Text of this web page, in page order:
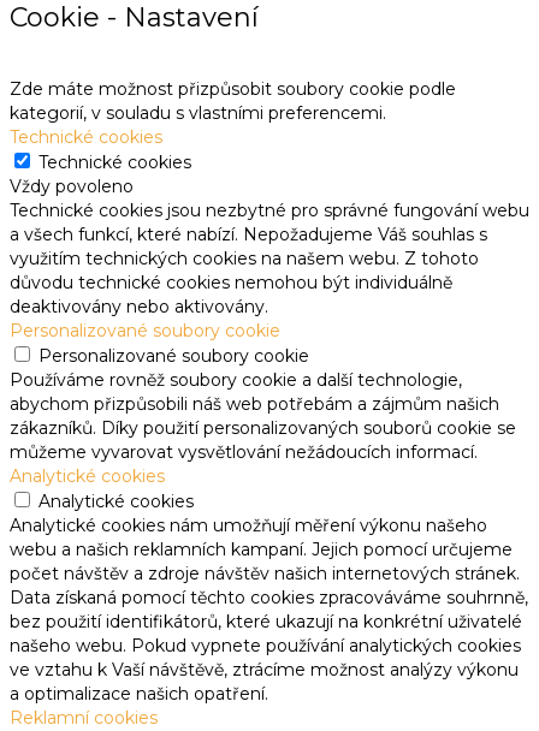
Cookie - Nastavení
Zde máte možnost přizpůsobit soubory cookie podle
kategorií, v souladu s vlastními preferencemi.
Technické cookies
Technické cookies
Vždy povoleno
Technické cookies jsou nezbytné pro správné fungování webu
a všech funkcí, které nabízí. Nepožadujeme Váš souhlas s
využitím technických cookies na našem webu. Z tohoto
důvodu technické cookies nemohou být individuálně
deaktivovány nebo aktivovány.
Personalizované soubory cookie
Personalizované soubory cookie
Používáme rovněž soubory cookie a další technologie,
abychom přizpůsobili náš web potřebám a zájmům našich
zákazníků. Díky použití personalizovaných souborů cookie se
můžeme vyvarovat vysvětlování nežádoucích informací.
Analytické cookies
Analytické cookies
Analytické cookies nám umožňují měření výkonu našeho
webu a našich reklamních kampaní. Jejich pomocí určujeme
počet návštěv a zdroje návštěv našich internetových stránek.
Data získaná pomocí těchto cookies zpracováváme souhrnně,
bez použití identifikátorů, které ukazují na konkrétní uživatelé
našeho webu. Pokud vypnete používání analytických cookies
ve vztahu k Vaší návštěvě, ztrácíme možnost analýzy výkonu
a optimalizace našich opatření.
Reklamní cookies